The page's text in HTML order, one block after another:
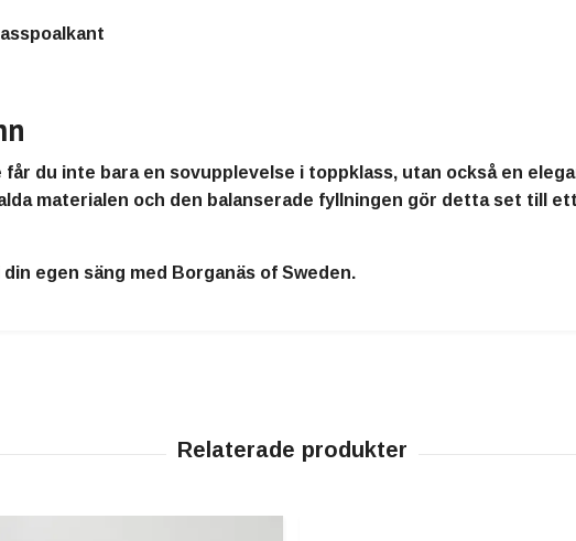
får du inte bara en sovupplevelse i toppklass, utan också en
materialen och den balanserade fyllningen gör detta set till
egen säng med Borganäs of Sweden.